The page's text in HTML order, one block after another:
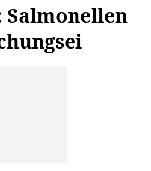
Salmonellen